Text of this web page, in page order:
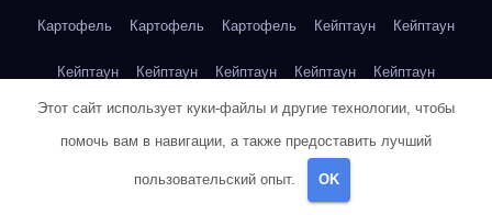
Картофель Картофель Картофель Кейптаун Кейптаун
Кейптаун Кейптаун Кейптаун Кейптаун Кейптаун
Кейптаун Кейптаун Кейптаун Кейптаун Кейптаун
Кейптаун
Этот сайт использует куки-файлы и другие технологии, чтобы
помочь вам в навигации, а также предоставить лучший
пользовательский опыт. OK